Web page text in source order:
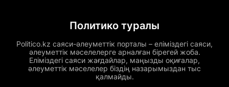
Политико туралы
Politico.kz саяси-әлеуметтік порталы – еліміздегі саяси,
әлеуметтік мәселелерге арналған бірегей жоба.
Еліміздегі саяси жағдайлар, маңызды оқиғалар,
әлеуметтік мәселелер біздің назарымыздан тыс
қалмайды.